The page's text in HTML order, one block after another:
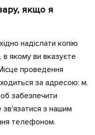
якщо я
надіслати копію
в якому ви вказуєте
проведення
за адресою: м.
забезпечити
зв'язатися з нашим
телефоном.